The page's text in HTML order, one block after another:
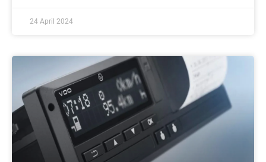
24 April 2024